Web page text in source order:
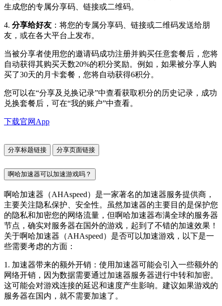
生成您的专属分享码、链接或二维码。
4. 分享给好友 ：将您的专属分享码、链接或二维码发送给朋
友，或在各大平台上发布。
当被分享者使用您的邀请码成功注册并购买任意套餐后，您将
自动获得其购买天数20%的积分奖励。例如，如果被分享人购
买了30天的月卡套餐，您将自动获得6积分。
您可以在“分享及兑换记录”中查看获取积分的历史记录，成功
兑换套餐后，可在“我的账户”中查看。
下载官网App
分享标题链接 分享页面链接
啊哈加速器可以加速游戏吗？
啊哈加速器（AHAspeed）是一家著名的加速器服务提供商，
主要关注隐私保护、安全性。虽然加速器的主要目的是保护您
的隐私和加密您的网络流量，但啊哈加速器布满全球的服务器
节点，确实对服务器在国外的游戏，起到了不错的加速效果！
关于啊哈加速器（AHAspeed）是否可以加速游戏，以下是一
些需要考虑的方面：
1. 加速器带来的额外开销：使用加速器可能会引入一些额外的
网络开销，因为数据需要通过加速器服务器进行中转和加密。
这可能会对游戏连接的延迟和速度产生影响。建议如果游戏的
服务器在国内，就不需要加速了。